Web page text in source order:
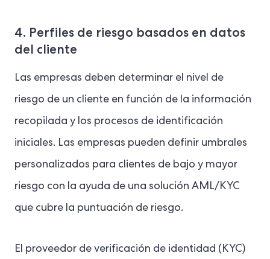
4. Perfiles de riesgo basados en datos
del cliente
Las empresas deben determinar el nivel de
riesgo de un cliente en función de la información
recopilada y los procesos de identificación
iniciales. Las empresas pueden definir umbrales
personalizados para clientes de bajo y mayor
riesgo con la ayuda de una solución AML/KYC
que cubre la puntuación de riesgo.
El proveedor de verificación de identidad (KYC)